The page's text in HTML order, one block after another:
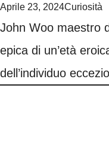
Aprile 23, 2024Curiosità
John Woo maestro
epica di un’età
dell’individuo